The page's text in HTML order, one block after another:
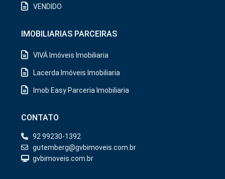
VENDIDO
IMOBILIARIAS PARCEIRAS
VIVÁ Imóveis Imobiliaria
Lacerda Imóveis Imobiliaria
Imob Easy Parceria Imobiliaria
CONTATO
92 99230-1392
gutemberg@gvbimoveis.com.br
gvbimoveis.com.br